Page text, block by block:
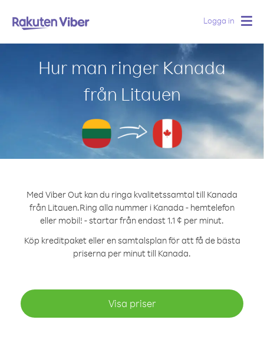
Logga in
Hur man ringer Kanada
från Litauen
Med Viber Out kan du ringa kvalitetssamtal till Kanada
från Litauen.Ring alla nummer i Kanada - hemtelefon
eller mobil! - startar från endast 1.1 ¢ per minut.
Köp kreditpaket eller en samtalsplan för att få de bästa
priserna per minut till Kanada.
Visa priser